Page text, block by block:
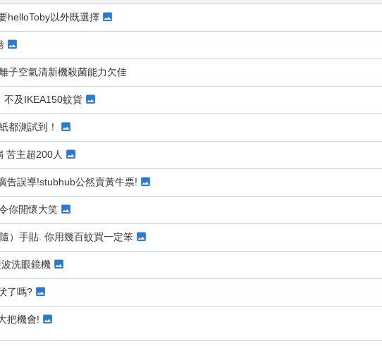
helloToby以外既選擇
子空氣清新機殺菌能力欠佳
不及IKEA150蚊貨
都測試到！
苦主超200人
告誤導!stubhub公然賣黃牛票!
你開懷大笑
）手貼. 你用幾百蚊買一定笨
洗眼鏡機
了嗎?
把機會!